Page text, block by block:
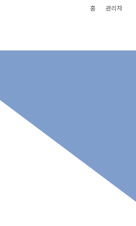
관리자
홈